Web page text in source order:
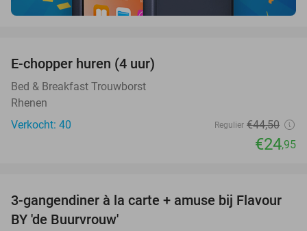
E-chopper huren (4 uur)
Bed & Breakfast Trouwborst
Rhenen
Verkocht: 40
Regulier €44,50
€24,95
38%
3-gangendiner à la carte + amuse bij Flavour
BY 'de Buurvrouw'